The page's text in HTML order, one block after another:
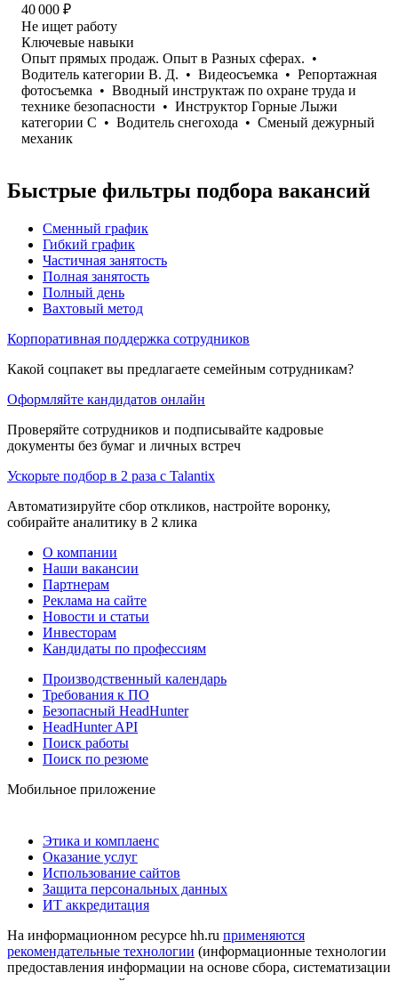
40 000 ₽
Не ищет работу
Ключевые навыки
Опыт прямых продаж. Опыт в Разных сферах. •
Водитель категории В. Д. • Видеосъемка • Репортажная
фотосъемка • Вводный инструктаж по охране труда и
технике безопасности • Инструктор Горные Лыжи
категории С • Водитель снегохода • Сменый дежурный
механик
Быстрые фильтры подбора вакансий
Сменный график
Гибкий график
Частичная занятость
Полная занятость
Полный день
Вахтовый метод
Корпоративная поддержка сотрудников
Какой соцпакет вы предлагаете семейным сотрудникам?
Оформляйте кандидатов онлайн
Проверяйте сотрудников и подписывайте кадровые
документы без бумаг и личных встреч
Ускорьте подбор в 2 раза с Talantix
Автоматизируйте сбор откликов, настройте воронку,
собирайте аналитику в 2 клика
О компании
Наши вакансии
Партнерам
Реклама на сайте
Новости и статьи
Инвесторам
Кандидаты по профессиям
Производственный календарь
Требования к ПО
Безопасный HeadHunter
HeadHunter API
Поиск работы
Поиск по резюме
Мобильное приложение
Этика и комплаенс
Оказание услуг
Использование сайтов
Защита персональных данных
ИТ аккредитация
На информационном ресурсе hh.ru применяются
рекомендательные технологии (информационные технологии
предоставления информации на основе сбора, систематизации